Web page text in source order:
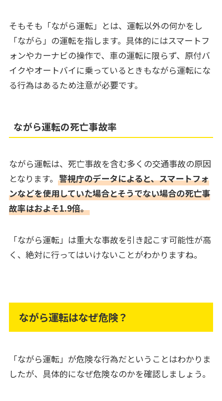
そもそも「ながら運転」とは、運転以外の何かをし
「ながら」の運転を指します。具体的にはスマートフ
ォンやカーナビの操作で、車の運転に限らず、原付バ
イクやオートバイに乗っているときもながら運転にな
る行為はあるため注意が必要です。
ながら運転の死亡事故率
ながら運転は、死亡事故を含む多くの交通事故の原因
となります。 警視庁のデータによると、スマートフォ
ンなどを使用していた場合とそうでない場合の死亡事
故率はおよそ1.9倍。
「ながら運転」は重大な事故を引き起こす可能性が高
く、絶対に行ってはいけないことがわかりますね。
ながら運転はなぜ危険？
「ながら運転」が危険な行為だということはわかりま
したが、具体的になぜ危険なのかを確認しましょう。